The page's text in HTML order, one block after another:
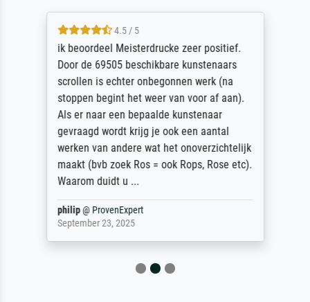
4.5 / 5
ik beoordeel Meisterdrucke zeer positief.
Door de 69505 beschikbare kunstenaars
scrollen is echter onbegonnen werk (na
stoppen begint het weer van voor af aan).
Als er naar een bepaalde kunstenaar
gevraagd wordt krijg je ook een aantal
werken van andere wat het onoverzichtelijk
maakt (bvb zoek Ros = ook Rops, Rose etc).
Waarom duidt u ...
philip@ ProvenExpert
September 23, 2025